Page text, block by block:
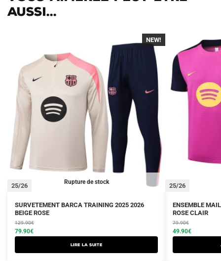
aussi...
Rupture de stock
25/26
NEW!
SURVETEMENT BARCA TRAINING 2025 2026
BEIGE ROSE
129.90€
Le
prix
initial
était :
79.90€
Le
prix
actuel
est :
Lire la suite
25/26
ENSEMBLE
ROSE CLAIR
79.90€
Le
prix
initial
était :
49.90€
Le
prix
actuel
est :
Ce
produit
a
plusieurs
variations.